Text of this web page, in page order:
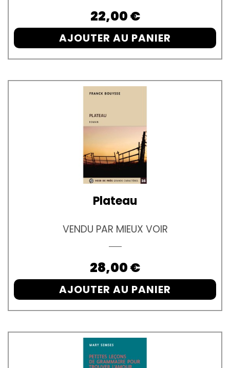
Prix
22,00 €
AJOUTER AU PANIER
Plateau
VENDU PAR MIEUX VOIR
Prix
28,00 €
AJOUTER AU PANIER